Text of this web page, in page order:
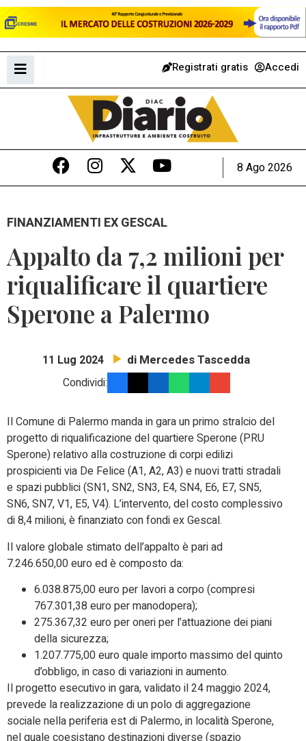
Registrati gratis Accedi
8 Ago 2026
FINANZIAMENTI EX GESCAL
Appalto da 7,2 milioni per
riqualificare il quartiere
Sperone a Palermo
11 Lug 2024 di Mercedes Tascedda
Condividi:
Il Comune di Palermo manda in gara un primo stralcio del
progetto di riqualificazione del quartiere Sperone (PRU
Sperone) relativo alla costruzione di corpi edilizi
prospicienti via De Felice (A1, A2, A3) e nuovi tratti stradali
e spazi pubblici (SN1, SN2, SN3, E4, SN4, E6, E7, SN5,
SN6, SN7, V1, E5, V4). L’intervento, del costo complessivo
di 8,4 milioni, è finanziato con fondi ex Gescal.
Il valore globale stimato dell’appalto è pari ad
7.246.650,00 euro ed è composto da:
6.038.875,00 euro per lavori a corpo (compresi
767.301,38 euro per manodopera);
275.367,32 euro per oneri per l’attuazione dei piani
della sicurezza;
1.207.775,00 euro quale importo massimo del quinto
d’obbligo, in caso di variazioni in aumento.
Il progetto esecutivo in gara, validato il 24 maggio 2024,
prevede la realizzazione di un polo di aggregazione
sociale nella periferia est di Palermo, in località Sperone,
nel quale coesistano destinazioni diverse (spazio